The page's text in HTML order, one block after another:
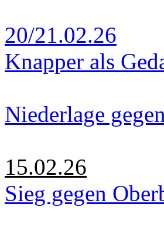
20/21.02.26
Knapper als
Niederlage
15.02.26
Sieg gegen